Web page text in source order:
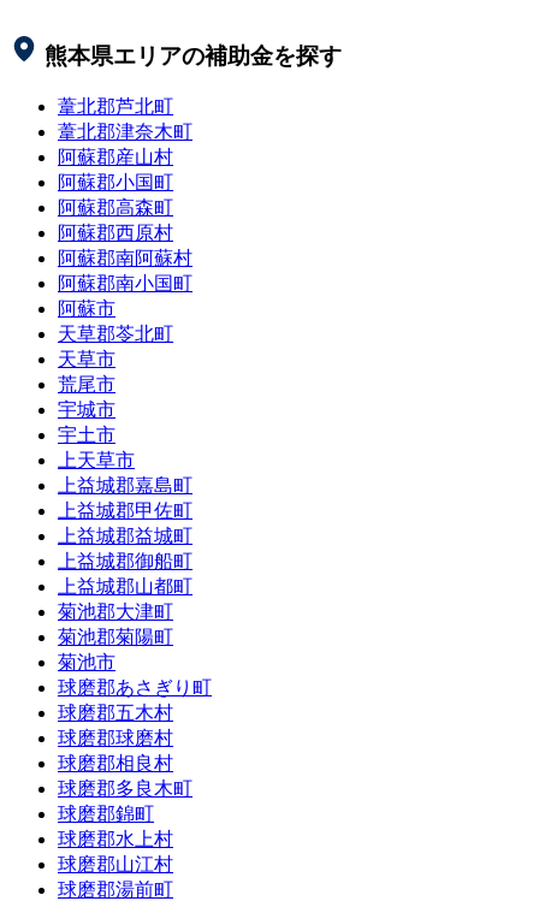
熊本県エリアの補助金を探す
葦北郡芦北町
葦北郡津奈木町
阿蘇郡産山村
阿蘇郡小国町
阿蘇郡高森町
阿蘇郡西原村
阿蘇郡南阿蘇村
阿蘇郡南小国町
阿蘇市
天草郡苓北町
天草市
荒尾市
宇城市
宇土市
上天草市
上益城郡嘉島町
上益城郡甲佐町
上益城郡益城町
上益城郡御船町
上益城郡山都町
菊池郡大津町
菊池郡菊陽町
菊池市
球磨郡あさぎり町
球磨郡五木村
球磨郡球磨村
球磨郡相良村
球磨郡多良木町
球磨郡錦町
球磨郡水上村
球磨郡山江村
球磨郡湯前町